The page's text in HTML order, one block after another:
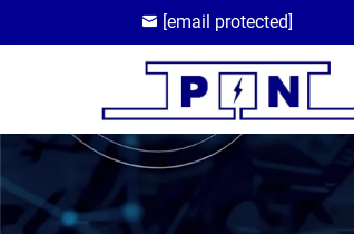
[email protected]